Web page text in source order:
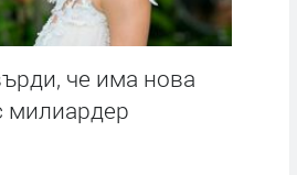
че има нова
милиардер